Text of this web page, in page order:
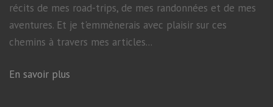
récits de mes road-trips, de mes randonnées et de mes
aventures. Et je t'emmènerais avec plaisir sur ces
chemins à travers mes articles...
En savoir plus